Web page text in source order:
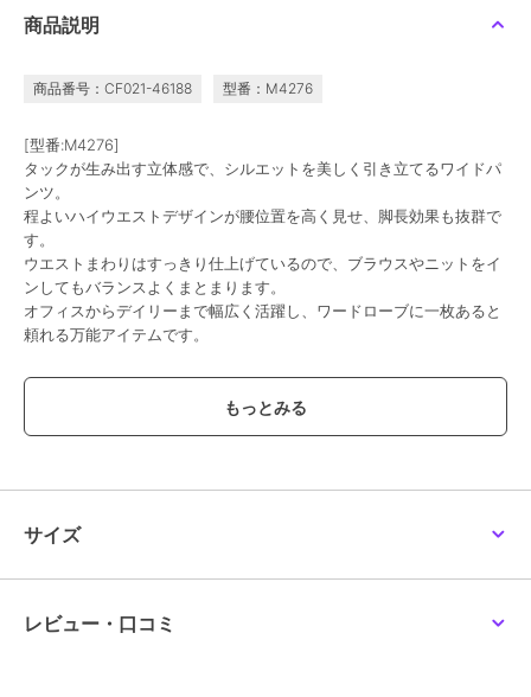
商品説明
商品番号：CF021-46188 型番：M4276
[型番:M4276]
タックが生み出す立体感で、シルエットを美しく引き立てるワイドパ
ンツ。
程よいハイウエストデザインが腰位置を高く見せ、脚長効果も抜群で
す。
ウエストまわりはすっきり仕上げているので、ブラウスやニットをイ
ンしてもバランスよくまとまります。
オフィスからデイリーまで幅広く活躍し、ワードローブに一枚あると
頼れる万能アイテムです。
【素材・サイズ感】
ウエストは2タック入りで程よいゆとりがあり、腰まわりをすっきり
見せながら快適な穿き心地。
品な印象に。
フラットシューズとも好相性で、重たくならず自然に馴染む低身長さ
#コウベレタス
サイズ
レビュー・口コミ